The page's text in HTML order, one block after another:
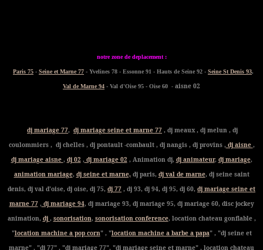
notre zone de deplacement :
Paris 75 - Seine et Marne 77 - Yvelines 78 - Essonne 91 - Hauts de Seine 92 - Seine St Denis 93,
Val de Marne 94 - Val d'Oise 95 - Oise 60 - aisne 02
dj mariage 77, dj mariage seine et marne 77 , dj meaux , dj melun , dj
coulommiers , dj chelles , dj pontault -combault , dj nangis , dj provins ,dj aisne ,
dj mariage aisne , dj 02 ,dj mariage 02 , Animation dj, dj animateur, dj mariage,
animation mariage, dj seine et marne,dj paris, dj val de marne, dj seine saint
denis, dj val d'oise, dj oise, dj 75, dj 77 , dj 93, dj 94, dj 95, dj 60, dj mariage seine et
marne 77,dj mariage 94, dj mariage 93, dj mariage 95, dj mariage 60, disc jockey
animation, dj , sonorisation, sonorisation conference, location chateau gonflable ,
"location machine a pop corn" , "location machine a barbe a papa" , "dj seine et
marne" , "dj 77" , "dj mariage 77", "dj mariage seine et marne" , location chateau